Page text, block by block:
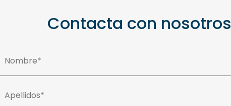
Contacta con nosotros